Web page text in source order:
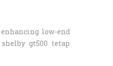
low-end
gt500 tetap